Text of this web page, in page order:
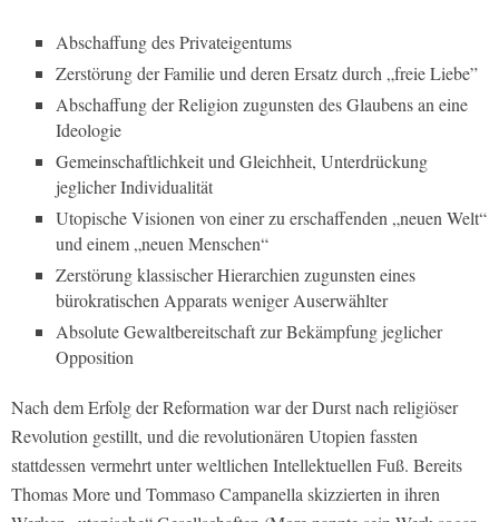
Abschaffung des Privateigentums
Zerstörung der Familie und deren Ersatz durch „freie Liebe”
Abschaffung der Religion zugunsten des Glaubens an eine
Ideologie
Gemeinschaftlichkeit und Gleichheit, Unterdrückung
jeglicher Individualität
Utopische Visionen von einer zu erschaffenden „neuen Welt“
und einem „neuen Menschen“
Zerstörung klassischer Hierarchien zugunsten eines
bürokratischen Apparats weniger Auserwählter
Absolute Gewaltbereitschaft zur Bekämpfung jeglicher
Opposition
Nach dem Erfolg der Reformation war der Durst nach religiöser
Revolution gestillt, und die revolutionären Utopien fassten
stattdessen vermehrt unter weltlichen Intellektuellen Fuß. Bereits
Thomas More und Tommaso Campanella skizzierten in ihren